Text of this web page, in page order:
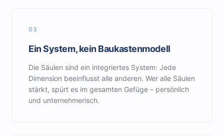
03
Ein System, kein Baukastenmodell
Die Säulen sind ein integriertes System: Jede
Dimension beeinflusst alle anderen. Wer alle Säulen
stärkt, spürt es im gesamten Gefüge – persönlich
und unternehmerisch.